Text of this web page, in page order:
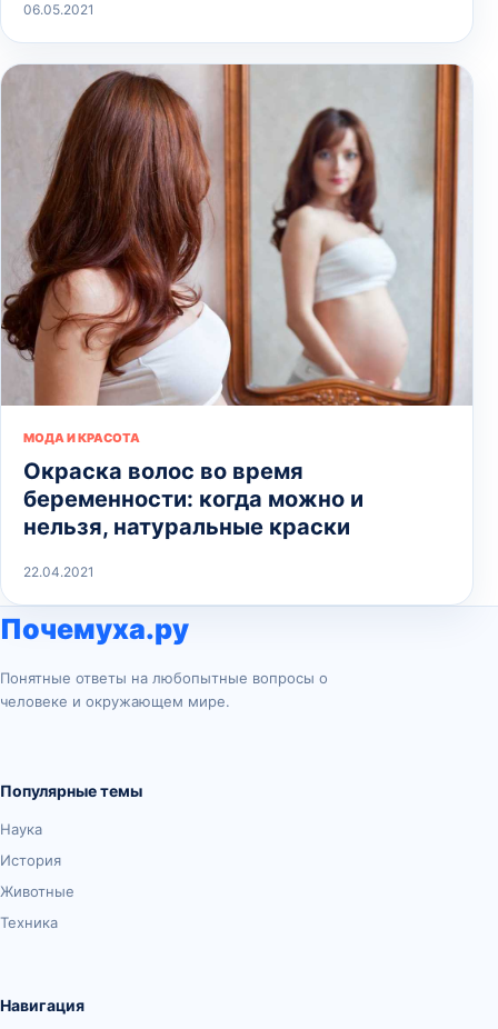
06.05.2021
МОДА И КРАСОТА
Окраска волос во время
беременности: когда можно и
нельзя, натуральные краски
22.04.2021
Почемуха.ру
Понятные ответы на любопытные вопросы о
человеке и окружающем мире.
Популярные темы
Наука
История
Животные
Техника
Навигация